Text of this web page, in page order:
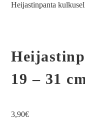
Heijastinpanta
19 – 31
3,90€